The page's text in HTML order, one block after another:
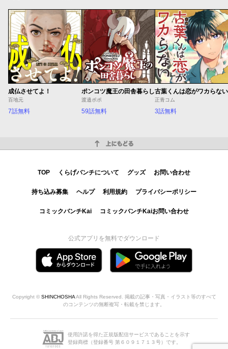
成仏させてよ！
百地元
7話無料
ポンコツ魔王の田舎暮らし
渡邉ポポ
59話無料
古葉くんは恋がワカらない
正青コム
3話無料
TOP くらげバンチについて グッズ お問い合わせ
持ち込み募集 ヘルプ 利用規約 プライバシーポリシー
コミックバンチKai コミックバンチKaiお問い合わせ
公式アプリを無料でダウンロード
Copyright © SHINCHOSHAAll Rights Reserved. 掲載の記事・写真・イラスト等のすべて
のコンテンツの無断複写・転載を禁じます。
使用許諾を得た正規版配信サービスであることを示す
登録商標（登録番号 第６０９１７１３号）です。